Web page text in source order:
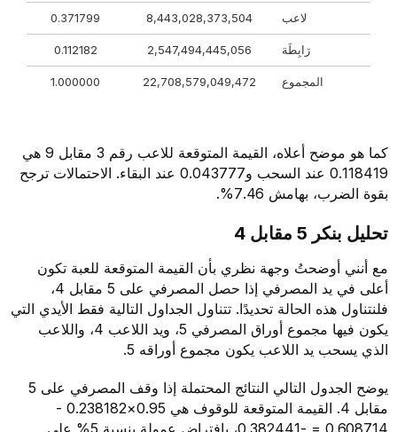
لاعب 8,443,028,373,504
0.371799
رَابِطَة 2,547,494,445,056
0.112182
المجموع 22,708,579,049,472
1.000000
كما هو موضح أعلاه، القيمة المتوقعة للاعب رقم 3 مقابل 9 هي
0.118419 عند السحب و0.043777 عند البقاء. الاحتمالات ترجح
بقوة الضرب، بهامش 7.46%.
تحليل بنكر 5 مقابل 4
مع أنني أوضحتُ وجهة نظري بأن القيمة المتوقعة للعبة تكون
أعلى في يد المصرفي إذا حصل المصرفي على 5 مقابل 4،
فلنتناول هذه الحالة تحديدًا. تتناول الجداول التالية فقط الأيدي التي
يكون فيها مجموع أوراق المصرفي 5، ويد اللاعب 4، واللاعب
الذي يسحب يد اللاعب يكون مجموع أوراقه 5.
يوضح الجدول التالي النتائج المحتملة إذا وقف المصرفي على 5
مقابل 4. القيمة المتوقعة للوقوف هي 0.95×0.238182 -